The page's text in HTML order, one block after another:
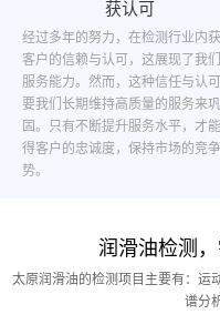
获认可
经过多年的努力，在检测行业内
客户的信赖与认可，这展现了我
服务能力。然而，这种信任与认
要我们长期维持高质量的服务来巩
固。只有不断提升服务水平，才
得客户的忠诚度，保持市场的竞
势。
润滑油检测
太原润滑油的检测项目主要有：运
谱分